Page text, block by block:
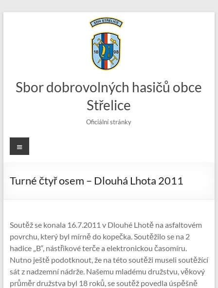
Sbor dobrovolných hasičů obce
Střelice
Oficiální stránky
Menu
Turné čtyř osem – Dlouhá Lhota 2011
Soutěž se konala 16.7.2011 v Dlouhé Lhotě na asfaltovém
povrchu, který byl mírně do kopečka. Soutěžilo se na 2
hadice „B“, nástřikové terče a elektronickou časomíru.
Nutno ještě podotknout, že na této soutěži museli soutěžící
sát z nadzemní nádrže. Našemu mladému družstvu, věkový
průměr družstva byl 18 roků, se soutěž povedla úspěšně